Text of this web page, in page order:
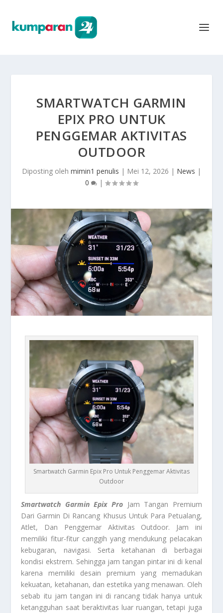
SMARTWATCH GARMIN
EPIX PRO UNTUK
PENGGEMAR AKTIVITAS
OUTDOOR
Diposting oleh mimin1 penulis | Mei 12, 2026 | News |
0
|
Smartwatch Garmin Epix Pro Untuk Penggemar Aktivitas
Outdoor
Smartwatch Garmin Epix Pro Jam Tangan Premium
Dari Garmin Di Rancang Khusus Untuk Para Petualang,
Atlet, Dan Penggemar Aktivitas Outdoor. Jam ini
memiliki fitur-fitur canggih yang mendukung pelacakan
kebugaran, navigasi. Serta ketahanan di berbagai
kondisi ekstrem. Sehingga jam tangan pintar ini di kenal
karena memiliki desain premium yang memadukan
kekuatan, ketahanan, dan estetika yang menawan. Oleh
sebab itu jam tangan ini di rancang tidak hanya untuk
ketangguhan saat beraktivitas luar ruangan, tetapi juga